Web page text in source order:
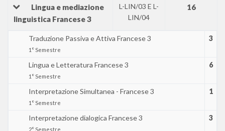
Lingua e mediazione
linguistica Francese 3
L-LIN/03 E L-
LIN/04
16
Traduzione Passiva e Attiva Francese 3
1° Semestre
3
Lingua e Letteratura Francese 3
1° Semestre
6
Interpretazione Simultanea - Francese 3
1° Semestre
1
Interpretazione dialogica Francese 3
2° Semestre
3